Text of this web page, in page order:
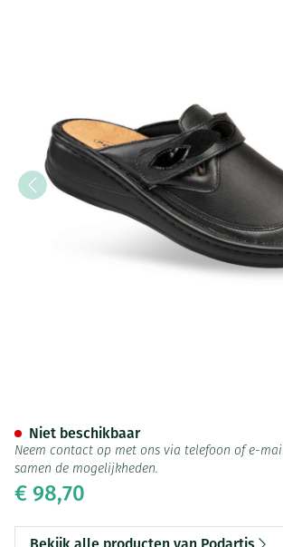
€ 98,70
Niet beschikbaar
Neem contact op met ons via telefoon of e-
samen de mogelijkheden.